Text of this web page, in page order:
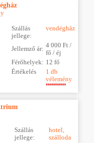
Szállás
jellege:
vendégház
Jellemző ár: 4 000 Ft /
fő / éj
Férőhelyek: 12 fő
Értékelés
1 db
vélemény
Szállás
jellege:
hotel,
szálloda